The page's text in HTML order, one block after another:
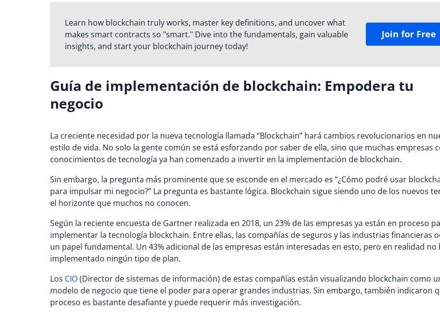
Learn how blockchain truly works, master key definitions, and uncover what
makes smart contracts so "smart." Dive into the fundamentals, gain valuable
insights, and start your blockchain journey today!
Join for Free
Guía de implementación de blockchain: Empodera tu
negocio
La creciente necesidad por la nueva tecnología llamada “Blockchain” hará cambios revolucionarios en
estilo de vida. No solo la gente común se está esforzando por saber de ella, sino que muchas empresas
conocimientos de tecnología ya han comenzado a invertir en la implementación de blockchain.
Sin embargo, la pregunta más prominente que se esconde en el mercado es “¿Cómo podré usar
para impulsar mi negocio?” La pregunta es bastante lógica. Blockchain sigue siendo uno de los nuevos
el horizonte que muchos no conocen.
Según la reciente encuesta de Gartner realizada en 2018, un 23% de las empresas ya están en proceso
implementar la tecnología blockchain. Entre ellas, las compañías de seguros y las industrias financieras
un papel fundamental. Un 43% adicional de las empresas están interesadas en esto, pero en realidad no
implementado ningún tipo de plan.
Los CIO(Director de sistemas de información) de estas compañías están visualizando blockchain como
modelo de negocio que tiene el poder para operar grandes industrias. Sin embargo, también indicaron
proceso es bastante desafiante y puede requerir más investigación.